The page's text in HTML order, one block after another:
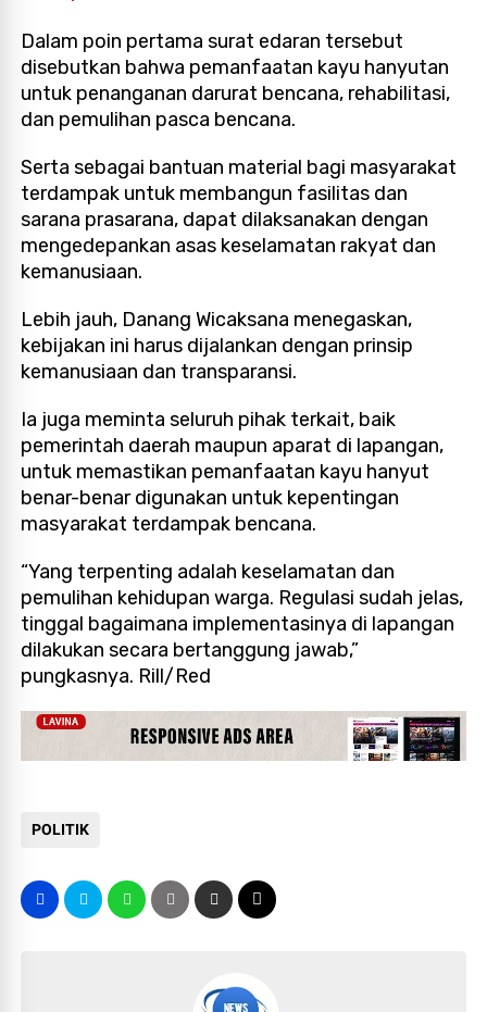
Dalam poin pertama surat edaran tersebut
disebutkan bahwa pemanfaatan kayu hanyutan
untuk penanganan darurat bencana, rehabilitasi,
dan pemulihan pasca bencana.
Serta sebagai bantuan material bagi masyarakat
terdampak untuk membangun fasilitas dan
sarana prasarana, dapat dilaksanakan dengan
mengedepankan asas keselamatan rakyat dan
kemanusiaan.
Lebih jauh, Danang Wicaksana menegaskan,
kebijakan ini harus dijalankan dengan prinsip
kemanusiaan dan transparansi.
Ia juga meminta seluruh pihak terkait, baik
pemerintah daerah maupun aparat di lapangan,
untuk memastikan pemanfaatan kayu hanyut
benar-benar digunakan untuk kepentingan
masyarakat terdampak bencana.
“Yang terpenting adalah keselamatan dan
pemulihan kehidupan warga. Regulasi sudah jelas,
tinggal bagaimana implementasinya di lapangan
dilakukan secara bertanggung jawab,”
pungkasnya. Rill/Red
POLITIK